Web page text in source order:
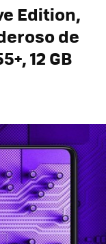
Edition,
de
12 GB